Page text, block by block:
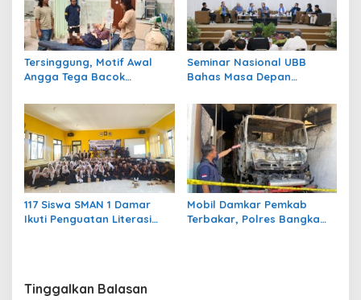
Tersinggung, Motif Awal
Angga Tega Bacok
Nyaris Putus
Seminar Nasional UBB
Bahas Masa Depan
Jarang, Rektor : Bangka
Belitung Jangan Hanya
Jadi Penonton Industri
Timah
117 Siswa SMAN 1 Damar
Ikuti Penguatan Literasi
Mobil Damkar Pemkab
Terbakar, Polres Bangka
Tinggalkan Balasan